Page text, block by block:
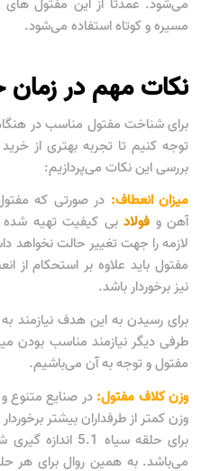
می‌شود. عمدتا از این مفتول
مسیره و کوتاه استفاده می‌شود.
نکات مهم در زمان
برای شناخت مفتول مناسب در
توجه کنیم تا تجربه بهتری از
بررسی این نکات می‌پردازیم:
میزان انعطاف: در صورتی که
آهن و فولاد بی کیفیت تهیه شده
لازمه را جهت تغییر حالت نخواهد
مفتول باید علاوه بر استحکام
نیز برخوردار باشد.
برای رسیدن به این هدف نیازمند
طرفی دیگر نیازمند مناسب بودن
مفتول و توجه به آن می‌باشیم.
وزن کلاف مفتول: در صنایع متنوع
وزن کمتر از طرفداران بیشتر